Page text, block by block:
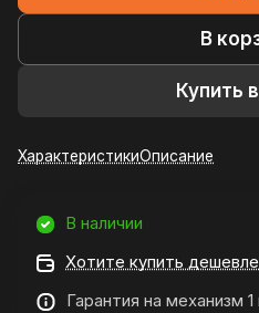
В
Купить
ХарактеристикиОписание
В наличии
Хотите купить
Гарантия на механизм 1